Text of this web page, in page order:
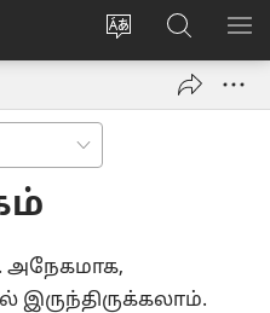
மொழியை
மாற்றவும்
உள்நுழைக
window)
JW.ORG-
ல்
தேடவும்
அநேகமாக,
இருந்திருக்கலாம்.